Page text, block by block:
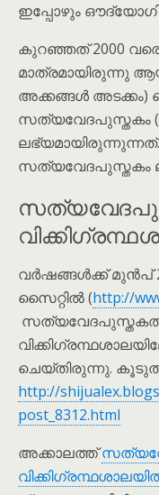
ഇപ്പോഴും
കുറഞ്ഞത് 2000
മാത്രമായിരുന്നു
അക്കങ്ങൾ
സത്യവേദപുസ്തകം
സത്യവേദപുസ്തകം
വർഷങ്ങൾക്ക് മുൻപ്
സൈറ്റിൽ (http://
ചെയ്തിരുന്നു.
http://
post_8312.html
അക്കാലത്ത്